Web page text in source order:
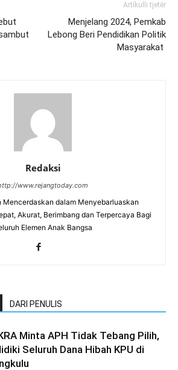
Artikulli tjetër
Menjelang 2024, Pemkab
Lebong Beri Pendidikan Politik
Masyarakat
Redaksi
www.rejangtoday.com
Mencerdaskan dalam Menyebarluaskan
Akurat, Berimbang dan Terpercaya Bagi
Elemen Anak Bangsa
DARI PENULIS
Minta APH Tidak Tebang Pilih,
Seluruh Dana Hibah KPU di